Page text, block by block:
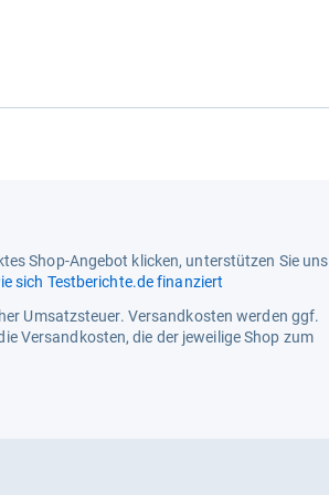
Shop-Angebot klicken, unterstützen Sie uns
sich Testberichte.de finanziert
Umsatzsteuer. Versandkosten werden ggf.
Versandkosten, die der jeweilige Shop zum